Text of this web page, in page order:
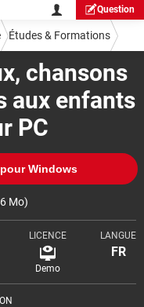
Question
chansons
aux enfants
PC
Windows
Mo)
LICENCE
Demo
LANGUE
FR
Études & Formations